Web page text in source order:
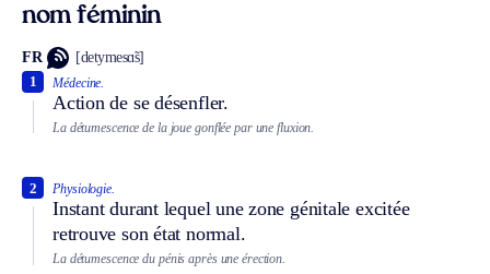
nom féminin
FR [detymesɑ̃s]
Médecine.
Action de se désenfler.
1
La détumescence de la joue gonflée par une fluxion.
Physiologie.
Instant durant lequel une zone génitale excitée
retrouve son état normal.
2
La détumescence du pénis après une érection.